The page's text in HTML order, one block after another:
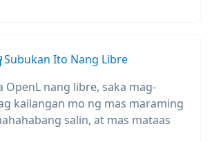
Subukan Ito Nang Libre
OpenL nang libre, saka mag-
kailangan mo ng mas maraming
salin, at mas mataas